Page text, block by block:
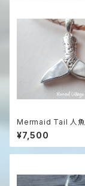
Mermaid Tail 人魚
革紐ハワイアンネッ
ーオブパール＆シル
¥7,500